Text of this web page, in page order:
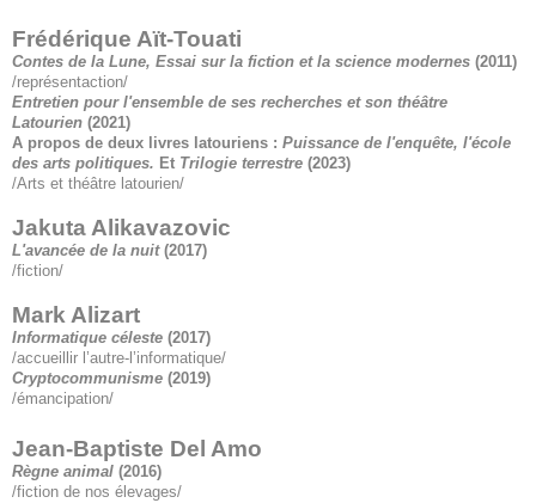
Frédérique Aït-Touati
Contes de la Lune, Essai sur la fiction et la science modernes (2011)
/représentaction/
Entretien pour l'ensemble de ses recherches et son théâtre
Latourien (2021)
A propos de deux livres latouriens : Puissance de l'enquête, l'école
des arts politiques. Et Trilogie terrestre (2023)
/Arts et théâtre latourien/
Jakuta Alikavazovic
L'avancée de la nuit (2017)
/fiction/
Mark Alizart
Informatique céleste (2017)
/accueillir l’autre-l’informatique/
Cryptocommunisme (2019)
/émancipation/
Jean-Baptiste Del Amo
Règne animal (2016)
/fiction de nos élevages/